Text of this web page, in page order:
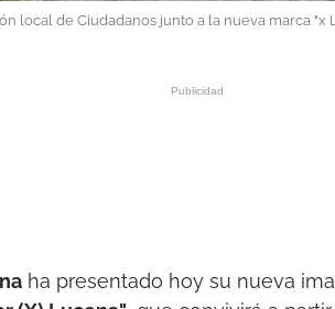
local de Ciudadanos junto a la nueva marca "x
ha presentado hoy su nueva